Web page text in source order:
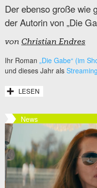
Der ebenso große wie
der Autorin von „Die
von Christian Endres
Ihr Roman „Die Gabe“ (im
und dieses Jahr als
LESEN
News